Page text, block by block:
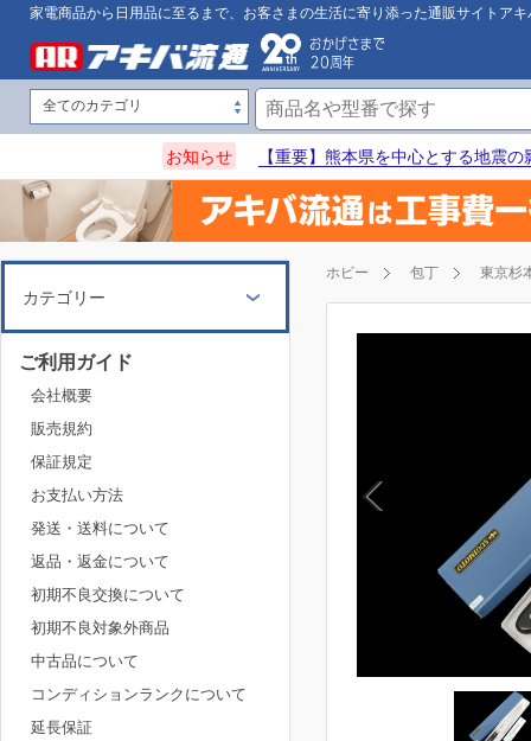
家電商品から日用品に至るまで、お客さまの生活に寄り添った通販サイトアキ
お知らせ 【重要】熊本県を中心とする地震
ホビー 包丁 東京杉
カテゴリー
ご利用ガイド
会社概要
販売規約
保証規定
お支払い方法
発送・送料について
返品・返金について
初期不良交換について
初期不良対象外商品
中古品について
コンディションランクについて
延長保証